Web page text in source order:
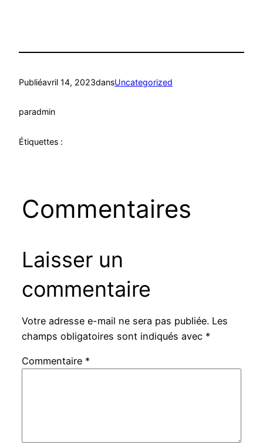
Publiéavril 14, 2023dansUncategorized
paradmin
Étiquettes :
Commentaires
Laisser un
commentaire
Votre adresse e-mail ne sera pas publiée. Les
champs obligatoires sont indiqués avec *
Commentaire *